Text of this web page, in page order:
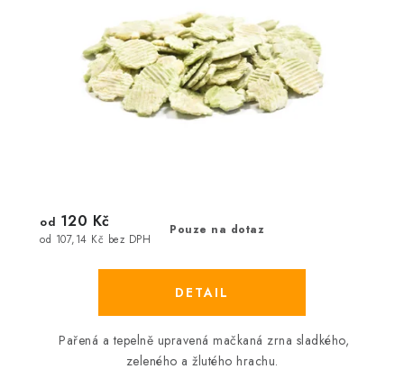
Pouze na dotaz
od 107,14 Kč bez DPH
od 120 Kč
Pařená a tepelně upravená mačkaná zrna sladkého,
zeleného a žlutého hrachu.